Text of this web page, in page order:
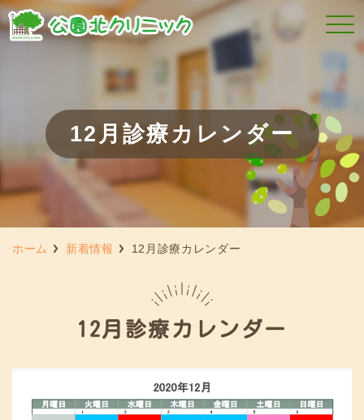
12月診療カレンダー
ホーム 新着情報 12月診療カレンダー
12月診療カレンダー